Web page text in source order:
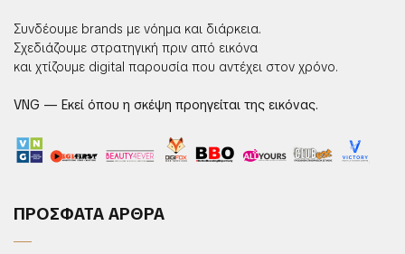
Συνδέουμε brands με νόημα και διάρκεια.
Σχεδιάζουμε στρατηγική πριν από εικόνα
και χτίζουμε digital παρουσία που αντέχει στον χρόνο.
VNG — Εκεί όπου η σκέψη προηγείται της εικόνας.
ΠΡΟΣΦΑΤΑ ΑΡΘΡΑ